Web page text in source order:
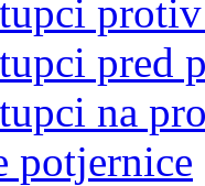
pred
na
potjernice